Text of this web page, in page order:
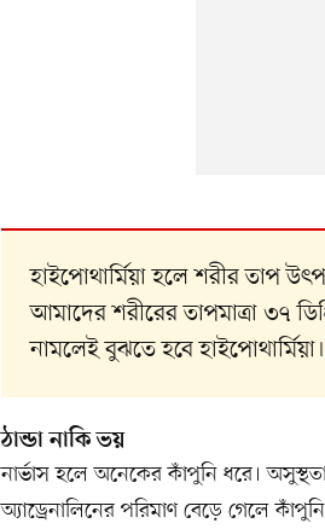
হাইপোথার্মিয়া হলে শরীর তাপ
আমাদের শরীরের তাপমাত্রা ৩৭
নামলেই বুঝতে হবে হাইপোথার্মিয়া।
ঠান্ডা নাকি ভয়
নার্ভাস হলে অনেকের কাঁপুনি ধরে।
অ্যাড্রেনালিনের পরিমাণ বেড়ে গেলে